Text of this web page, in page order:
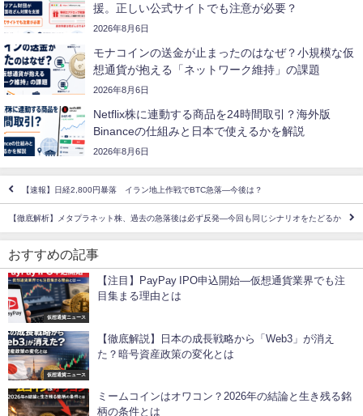
援。正しい公式サイトでも注意が必要？
2026年8月6日
モナコインの送金が止まったのはなぜ？小規模な仮
想通貨が抱える「ネットワーク維持」の課題
2026年8月6日
Netflix株に連動する商品を24時間取引？海外版
Binanceの仕組みと日本で使えるかを解説
2026年8月6日
【速報】日経2,800円暴落 イラン地上作戦でBTC急落―今後は？
【徹底解析】メタプラネット株、過去の急落後は必ず反発―今回も同じシナリオをたどるか
おすすめの記事
仮想通貨ニュース
【注目】PayPay IPO申込開始―仮想通貨業界でも注
目集まる理由とは
仮想通貨ニュース
【徹底解説】日本の成長戦略から「Web3」が消え
た？暗号資産政策の変化とは
ミームコインはオワコン？2026年の結論と生き残る銘
柄の条件とは